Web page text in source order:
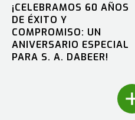
¡CELEBRAMOS 60 AÑOS
DE ÉXITO Y
COMPROMISO: UN
ANIVERSARIO ESPECIAL
PARA S. A. DABEER!